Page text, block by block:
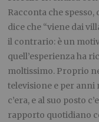
Racconta che
dice che “viene dai
il contrario: è un
quell’esperienza ha
moltissimo. Proprio
televisione e per anni
c’era, e al suo posto
rapporto quotidiano